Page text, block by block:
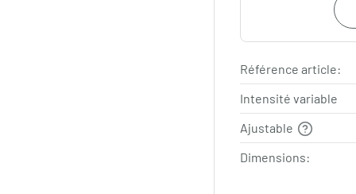
Référence article:
Intensité variable
Ajustable
Dimensions: